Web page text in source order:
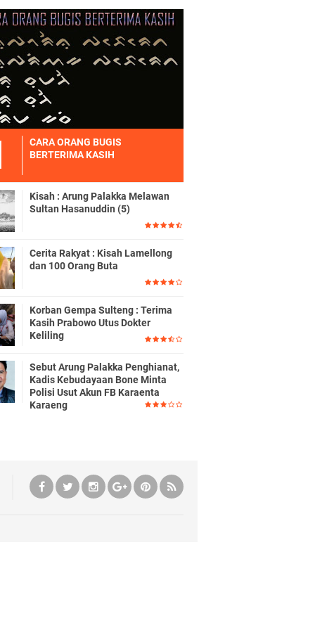
CARA ORANG BUGIS
BERTERIMA KASIH
Kisah : Arung Palakka Melawan
Sultan Hasanuddin (5)
Cerita Rakyat : Kisah Lamellong
dan 100 Orang Buta
Korban Gempa Sulteng : Terima
Kasih Prabowo Utus Dokter
Keliling
Sebut Arung Palakka Penghianat,
Kadis Kebudayaan Bone Minta
Polisi Usut Akun FB Karaenta
Karaeng